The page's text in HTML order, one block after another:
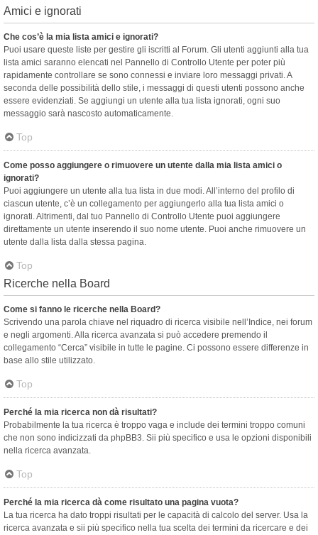
Amici e ignorati
Che cos’è la mia lista amici e ignorati?
Puoi usare queste liste per gestire gli iscritti al Forum. Gli utenti aggiunti alla tua
lista amici saranno elencati nel Pannello di Controllo Utente per poter più
rapidamente controllare se sono connessi e inviare loro messaggi privati. A
seconda delle possibilità dello stile, i messaggi di questi utenti possono anche
essere evidenziati. Se aggiungi un utente alla tua lista ignorati, ogni suo
messaggio sarà nascosto automaticamente.
Top
Come posso aggiungere o rimuovere un utente dalla mia lista amici o
ignorati?
Puoi aggiungere un utente alla tua lista in due modi. All’interno del profilo di
ciascun utente, c’è un collegamento per aggiungerlo alla tua lista amici o
ignorati. Altrimenti, dal tuo Pannello di Controllo Utente puoi aggiungere
direttamente un utente inserendo il suo nome utente. Puoi anche rimuovere un
utente dalla lista dalla stessa pagina.
Top
Ricerche nella Board
Come si fanno le ricerche nella Board?
Scrivendo una parola chiave nel riquadro di ricerca visibile nell’Indice, nei forum
e negli argomenti. Alla ricerca avanzata si può accedere premendo il
collegamento “Cerca” visibile in tutte le pagine. Ci possono essere differenze in
base allo stile utilizzato.
Top
Perché la mia ricerca non dà risultati?
Probabilmente la tua ricerca è troppo vaga e include dei termini troppo comuni
che non sono indicizzati da phpBB3. Sii più specifico e usa le opzioni disponibili
nella ricerca avanzata.
Top
Perché la mia ricerca dà come risultato una pagina vuota?
La tua ricerca ha dato troppi risultati per le capacità di calcolo del server. Usa la
ricerca avanzata e sii più specifico nella tua scelta dei termini da ricercare e dei